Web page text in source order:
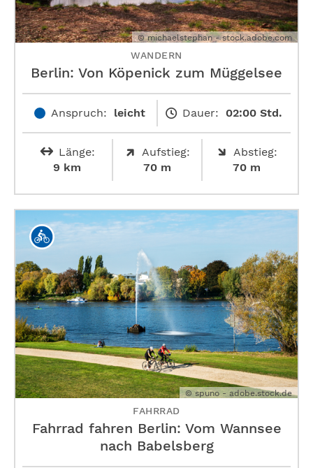
© michaelstephan - stock.adobe.com
WANDERN
Berlin: Von Köpenick zum Müggelsee
Anspruch: leicht Dauer: 02:00 Std.
Länge:
9 km
Aufstieg:
70 m
Abstieg:
70 m
© spuno - adobe.stock.de
FAHRRAD
Fahrrad fahren Berlin: Vom Wannsee
nach Babelsberg